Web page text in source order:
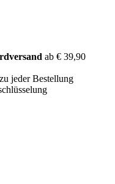
ab € 39,90
zu jeder Bestellung